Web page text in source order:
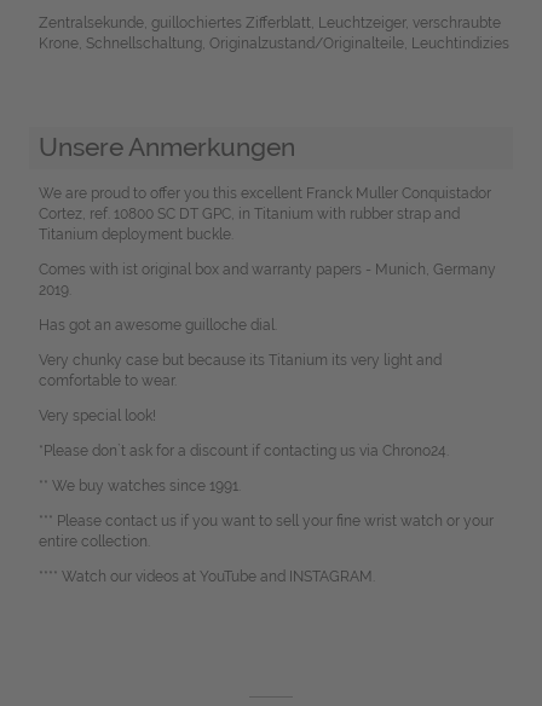
Zentralsekunde, guillochiertes Zifferblatt, Leuchtzeiger, verschraubte
Krone, Schnellschaltung, Originalzustand/Originalteile, Leuchtindizies
Unsere Anmerkungen
We are proud to offer you this excellent Franck Muller Conquistador
Cortez, ref. 10800 SC DT GPC, in Titanium with rubber strap and
Titanium deployment buckle.
Comes with ist original box and warranty papers - Munich, Germany
2019.
Has got an awesome guilloche dial.
Very chunky case but because its Titanium its very light and
comfortable to wear.
Very special look!
*Please don`t ask for a discount if contacting us via Chrono24.
** We buy watches since 1991.
*** Please contact us if you want to sell your fine wrist watch or your
entire collection.
**** Watch our videos at YouTube and INSTAGRAM.